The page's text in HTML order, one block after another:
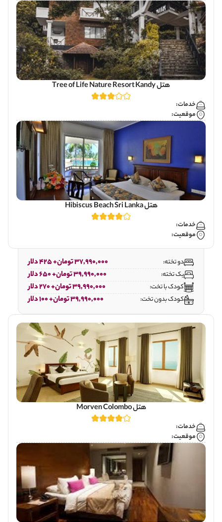
هتل Tree of Life Nature Resort Kandy
خدمات:
موقعیت:
هتل Hibiscus Beach Sri Lanka
خدمات:
موقعیت:
دو تخته: 37,990,000 تومان+ 425 دلار
یک تخته: 39,990,000 تومان+ 650 دلار
کودک با تخت: 39,990,000 تومان+ 270 دلار
کودک بدون تخت: 39,990,000 تومان+ 100 دلار
هتل Morven Colombo
خدمات:
موقعیت: